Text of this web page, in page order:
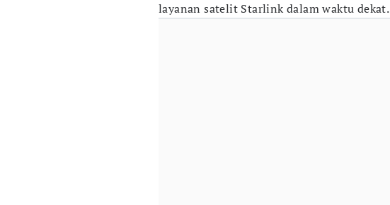
layanan satelit Starlink dalam waktu dekat.